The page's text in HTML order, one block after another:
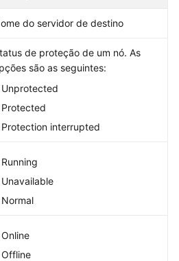
do servidor de destino
de proteção de um nó. As
são as seguintes:
Unprotected
Protected
Protection interrupted
Running
Unavailable
Normal
Online
Offline